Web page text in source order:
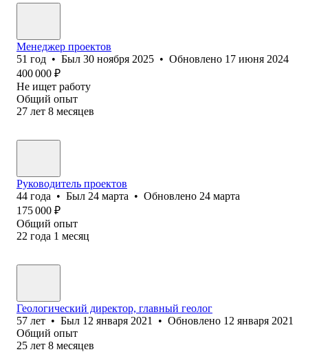
Менеджер проектов
51 год • Был 30 ноября 2025 • Обновлено 17 июня 2024
400 000 ₽
Не ищет работу
Общий опыт
27 лет 8 месяцев
Руководитель проектов
44 года • Был 24 марта • Обновлено 24 марта
175 000 ₽
Общий опыт
22 года 1 месяц
Геологический директор, главный геолог
57 лет • Был 12 января 2021 • Обновлено 12 января 2021
Общий опыт
25 лет 8 месяцев